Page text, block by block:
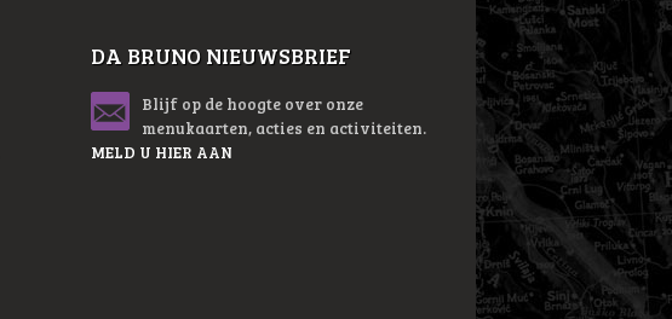
DA BRUNO NIEUWSBRIEF
Blijf op de hoogte over onze
menukaarten, acties en activiteiten.
MELD U HIER AAN